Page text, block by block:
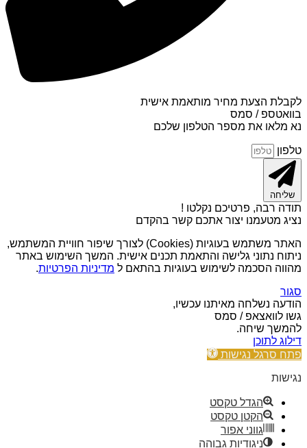
לקבלת הצעת מחיר מותאמת אישית
בוואטספ / סמס
נא מלאו את מספר הטלפון שלכם
טלפון
שליחה
תודה רבה, פרטיכם נקלטו !
נציג מטעמנו יצור אתכם קשר בהקדם
האתר משתמש בעוגיות (Cookies) לצורך שיפור חוויית המשתמש,
ניתוח נתוני גלישה והתאמת תכנים אישית. המשך השימוש באתר
מהווה הסכמה לשימוש בעוגיות בהתאם ל מדיניות הפרטיות.
סגור
הודעה נשלחה מאיתנו עכשיו,
גשו לוואצאפ / סמס
להמשך שיחה.
דילוג לתוכן
פתח סרגל נגישות
נגישות
הגדל טקסט
הקטן טקסט
גווני אפור
ניגודיות גבוהה